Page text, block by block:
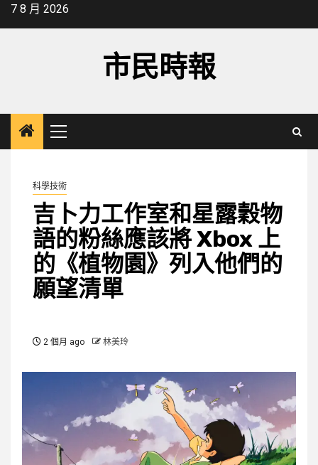
Skip7 8 月 2026
市民時報
Primary
Menu
科學技術
吉卜力工作室和星露穀物
語的粉絲應該將 Xbox 上
的《植物園》列入他們的
願望清單
2 個月 ago 林美玲